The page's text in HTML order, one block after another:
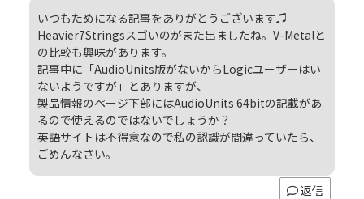
いつもためになる記事をありがとうございます♫
Heavier7Stringsスゴいのがまた出ましたね。V-Metalと
の比較も興味があります。
記事中に「AudioUnits版がないからLogicユーザーはい
ないようですが」とありますが、
製品情報のページ下部にはAudioUnits 64bitの記載があ
るので使えるのではないでしょうか？
英語サイトは不得意なので私の認識が間違っていたら、
ごめんなさい。
返信